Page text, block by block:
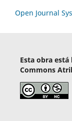
Open Journal
Esta obra
Commons